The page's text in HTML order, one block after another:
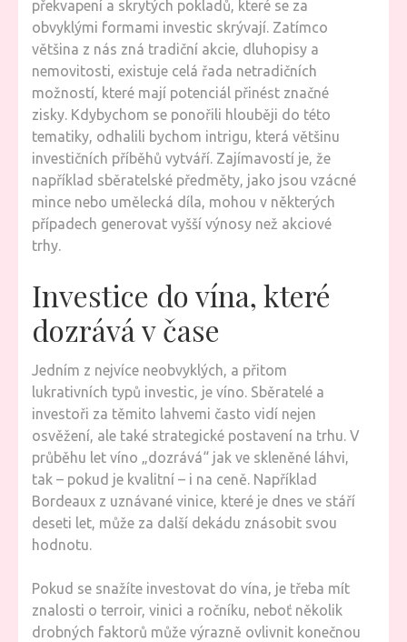
překvapení a skrytých pokladů, které se za
obvyklými formami investic skrývají. Zatímco
většina z nás zná tradiční akcie, dluhopisy a
nemovitosti, existuje celá řada netradičních
možností, které mají potenciál přinést značné
zisky. Kdybychom se ponořili hlouběji do této
tematiky, odhalili bychom intrigu, která většinu
investičních příběhů vytváří. Zajímavostí je, že
například sběratelské předměty, jako jsou vzácné
mince nebo umělecká díla, mohou v některých
případech generovat vyšší výnosy než akciové
trhy.
Investice do vína, které
dozrává v čase
Jedním z nejvíce neobvyklých, a přitom
lukrativních typů investic, je víno. Sběratelé a
investoři za těmito lahvemi často vidí nejen
osvěžení, ale také strategické postavení na trhu. V
průběhu let víno „dozrává“ jak ve skleněné láhvi,
tak – pokud je kvalitní – i na ceně. Například
Bordeaux z uznávané vinice, které je dnes ve stáří
deseti let, může za další dekádu znásobit svou
hodnotu.
Pokud se snažíte investovat do vína, je třeba mít
znalosti o terroir, vinici a ročníku, neboť několik
drobných faktorů může výrazně ovlivnit konečnou